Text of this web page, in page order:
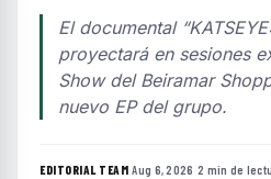
El documental
proyectará en sesiones
Show del Beiramar
nuevo EP del grupo.
EDITORIAL TEAM·Aug 6, 2026 ·2 min de